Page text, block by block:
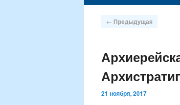
Навигация
← Предыдущая
21 ноября, 2017